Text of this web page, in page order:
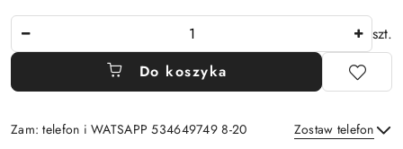
szt.
Do koszyka
Zam: telefon i WATSAPP 534649749 8-20 Zostaw telefon